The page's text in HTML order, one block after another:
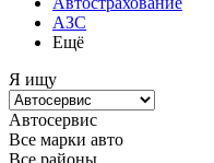
АЗС
Ещё
Я ищу
Автосервис
Все марки авто
Все районы